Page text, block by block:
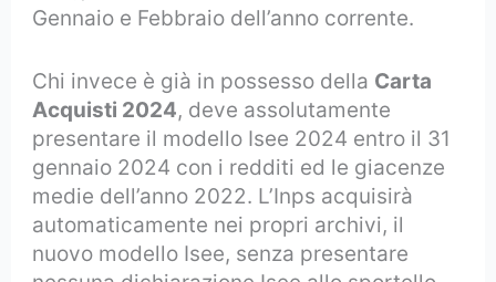
Gennaio e Febbraio dell’anno corrente.
Chi invece è già in possesso della Carta
Acquisti 2024, deve assolutamente
presentare il modello Isee 2024 entro il 31
gennaio 2024 con i redditi ed le giacenze
medie dell’anno 2022. L’Inps acquisirà
automaticamente nei propri archivi, il
nuovo modello Isee, senza presentare